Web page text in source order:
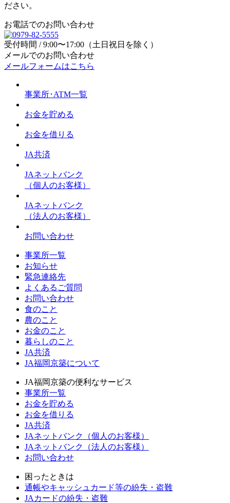
ださい。
お電話でのお問い合わせ
受付時間 / 9:00〜17:00（土日祝日を除く）
メールでのお問い合わせ
メールフォームはこちら
事業所･ATM一覧
お金を貯める
お金を借りる
JA共済
JAネットバンク
（個人のお客様）
JAネットバンク
（法人のお客様）
お問い合わせ
事業所一覧
お知らせ
緊急連絡先
よくあるご質問
お問い合わせ
食のこと
農のこと
お金のこと
暮らしのこと
JA共済
JA福岡京築について
JA福岡京築の便利なサービス
事業所一覧
お金を貯める
お金を借りる
JA共済
JAネットバンク（個人のお客様）
JAネットバンク（法人のお客様）
お問い合わせ
困ったときは
通帳やキャッシュカード等の紛失・盗難
JAカードの紛失・盗難